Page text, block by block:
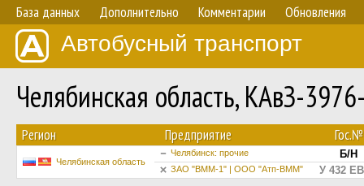
База данных Дополнительно Комментарии Обновления
Автобусный транспорт
Челябинская область, КАвЗ-
Регион Предприятие Гос.№
Челябинская область
Челябинск: прочие Б/Н
ЗАО "ВММ-1" | ООО "Атп-ВММ" У 432